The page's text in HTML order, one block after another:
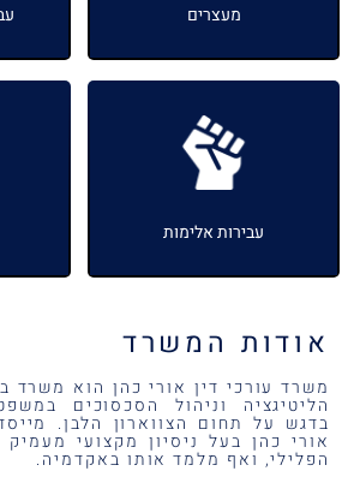
מעצרים
עבירות אלימות
אודות המשרד
משרד עורכי דין אורי כהן הוא משרד
הליטיגציה וניהול הסכסוכים
בדגש על תחום הצווארון הלבן.
אורי כהן בעל ניסיון מקצועי מעמיק
הפלילי, ואף מלמד אותו באקדמיה.